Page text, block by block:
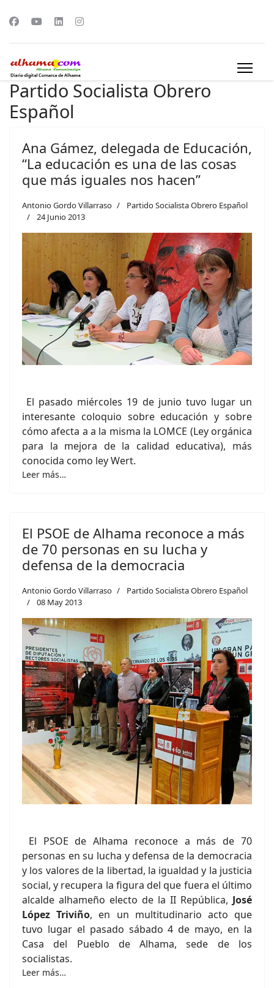
Partido Socialista Obrero
Español
Ana Gámez, delegada de Educación,
“La educación es una de las cosas
que más iguales nos hacen”
Antonio Gordo Villarraso
Partido Socialista Obrero Español
24 Junio 2013
El pasado miércoles 19 de junio tuvo lugar un
interesante coloquio sobre educación y sobre
cómo afecta a a la misma la LOMCE (Ley orgánica
para la mejora de la calidad educativa), más
conocida como ley Wert.
Leer más…
El PSOE de Alhama reconoce a más
de 70 personas en su lucha y
defensa de la democracia
Antonio Gordo Villarraso
Partido Socialista Obrero Español
08 May 2013
El PSOE de Alhama reconoce a más de 70
personas en su lucha y defensa de la democracia
y los valores de la libertad, la igualdad y la justicia
social, y recupera la figura del que fuera el último
alcalde alhameño electo de la II República, José
López Triviño, en un multitudinario acto que
tuvo lugar el pasado sábado 4 de mayo, en la
Casa del Pueblo de Alhama, sede de los
socialistas.
Leer más…